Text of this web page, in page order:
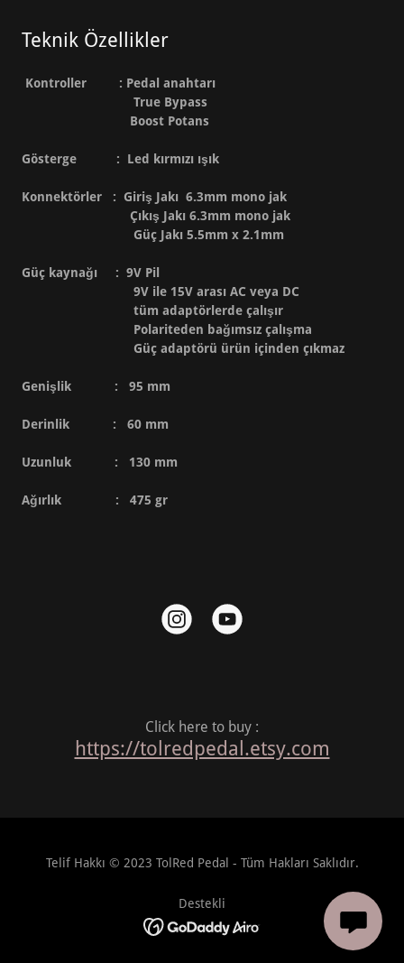
Teknik Özellikler
Kontroller : Pedal anahtarı
True Bypass
Boost Potans
Gösterge : Led kırmızı ışık
Konnektörler : Giriş Jakı 6.3mm mono jak
Çıkış Jakı 6.3mm mono jak
Güç Jakı 5.5mm x 2.1mm
Güç kaynağı : 9V Pil
9V ile 15V arası AC veya DC
tüm adaptörlerde çalışır
Polariteden bağımsız çalışma
Güç adaptörü ürün içinden çıkmaz
Genişlik : 95 mm
Derinlik : 60 mm
Uzunluk : 130 mm
Ağırlık : 475 gr
Click here to buy :
https://tolredpedal.etsy.com
Telif Hakkı © 2023 TolRed Pedal - Tüm Hakları Saklıdır.
Destekli